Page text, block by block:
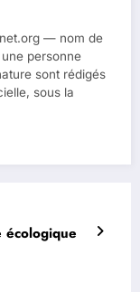
— nom de
personne
sont rédigés
sous la
écologique